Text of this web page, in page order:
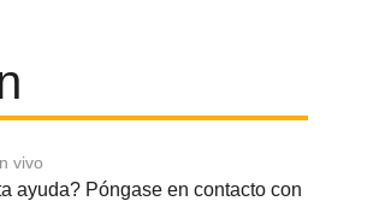
vivo
ayuda? Póngase en contacto con